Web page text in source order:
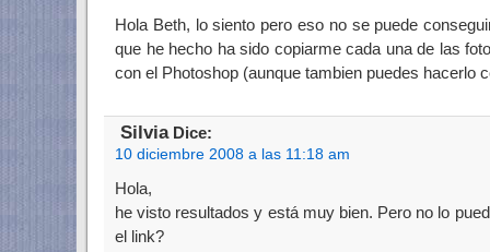
Hola Beth, lo siento pero eso no se puede
que he hecho ha sido copiarme cada una de las
con el Photoshop (aunque tambien puedes hacerlo
SilviaDice:
10 diciembre 2008 a las 11:18 am
Hola,
he visto resultados y está muy bien. Pero no lo
el link?